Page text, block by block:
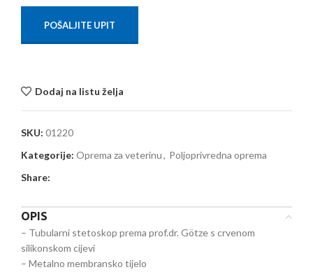
POŠALJITE UPIT
Dodaj na listu želja
SKU: 01220
Kategorije: Oprema za veterinu, Poljoprivredna oprema
Share:
OPIS
– Tubularni stetoskop prema prof.dr. Götze s crvenom
silikonskom cijevi
– Metalno membransko tijelo